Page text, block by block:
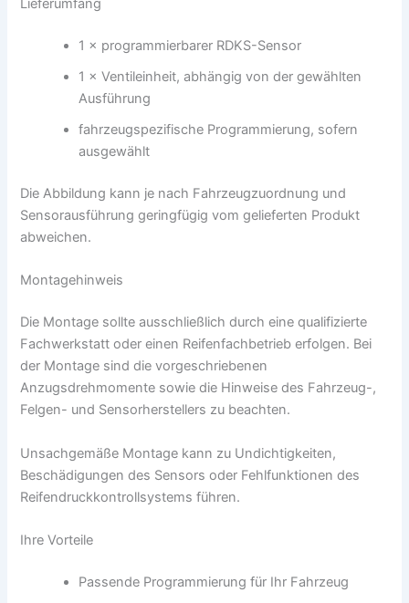
Lieferumfang
1 × programmierbarer RDKS-Sensor
1 × Ventileinheit, abhängig von der gewählten
Ausführung
fahrzeugspezifische Programmierung, sofern
ausgewählt
Die Abbildung kann je nach Fahrzeugzuordnung und
Sensorausführung geringfügig vom gelieferten Produkt
abweichen.
Montagehinweis
Die Montage sollte ausschließlich durch eine qualifizierte
Fachwerkstatt oder einen Reifenfachbetrieb erfolgen. Bei
der Montage sind die vorgeschriebenen
Anzugsdrehmomente sowie die Hinweise des Fahrzeug-,
Felgen- und Sensorherstellers zu beachten.
Unsachgemäße Montage kann zu Undichtigkeiten,
Beschädigungen des Sensors oder Fehlfunktionen des
Reifendruckkontrollsystems führen.
Ihre Vorteile
Passende Programmierung für Ihr Fahrzeug